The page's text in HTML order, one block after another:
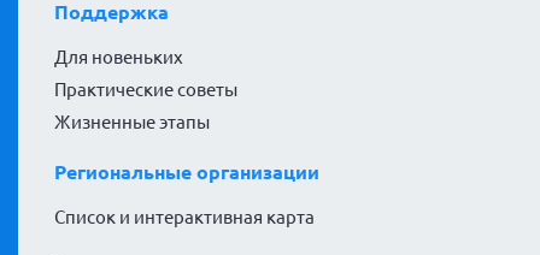
Поддержка
Для новеньких
Практические советы
Жизненные этапы
Региональные организации
Список и интерактивная карта